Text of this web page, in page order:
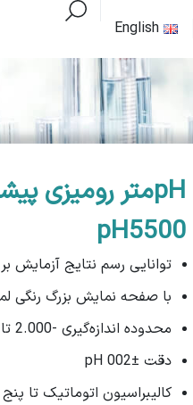
English
pH5500
توانایی رسم نتایج
با صفحه نمایش بزرگ رنگی
محدوده اندازه‌گیری -2.000 تا 20.000 pH
دقت ±002 pH
کالیبراسیون اتوماتیک تا